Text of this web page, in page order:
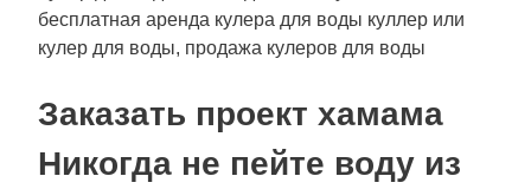
бесплатная аренда кулера для воды куллер или
кулер для воды, продажа кулеров для воды
Заказать проект хамама
Никогда не пейте воду из